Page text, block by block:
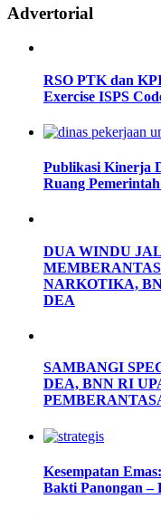
Advertorial
RSO PTK dan
Exercise ISPS
Publikasi Kinerja
Ruang
DUA WINDU
NARKOTIKA,
DEA
SAMBANGI
DEA, BNN RI
Kesempatan
Bakti Panongan –